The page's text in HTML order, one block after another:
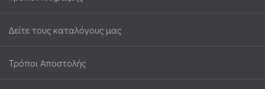
Δείτε τους καταλόγους μας
Τρόποι Αποστολής